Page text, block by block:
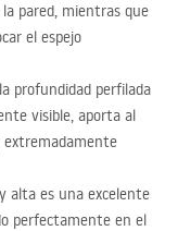
pared, mientras que
el espejo
profundidad perfilada
visible, aporta al
alta es una excelente
perfectamente en el